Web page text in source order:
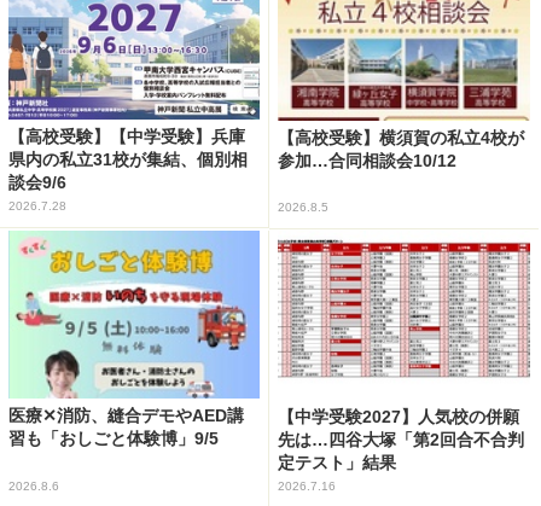
【高校受験】【中学受験】兵庫
県内の私立31校が集結、個別相
談会9/6
2026.7.28
【高校受験】横須賀の私立4校が
参加…合同相談会10/12
2026.8.5
医療✕消防、縫合デモやAED講
習も「おしごと体験博」9/5
2026.8.6
【中学受験2027】人気校の併願
先は…四谷大塚「第2回合不合判
定テスト」結果
2026.7.16